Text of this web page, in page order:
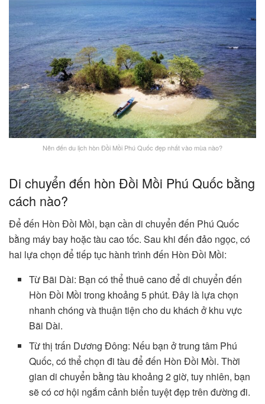
Nên đến du lịch hòn Đồi Mồi Phú Quốc đẹp nhất vào mùa nào?
Di chuyển đến hòn Đồi Mồi Phú Quốc bằng
cách nào?
Để đến Hòn Đồi Mồi, bạn cần di chuyển đến Phú Quốc
bằng máy bay hoặc tàu cao tốc. Sau khi đến đảo ngọc, có
hai lựa chọn để tiếp tục hành trình đến Hòn Đồi Mồi:
Từ Bãi Dài: Bạn có thể thuê cano để di chuyển đến
Hòn Đồi Mồi trong khoảng 5 phút. Đây là lựa chọn
nhanh chóng và thuận tiện cho du khách ở khu vực
Bãi Dài.
Từ thị trấn Dương Đông: Nếu bạn ở trung tâm Phú
Quốc, có thể chọn đi tàu để đến Hòn Đồi Mồi. Thời
gian di chuyển bằng tàu khoảng 2 giờ, tuy nhiên, bạn
sẽ có cơ hội ngắm cảnh biển tuyệt đẹp trên đường đi.